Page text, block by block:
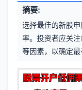
元
信
息
章
标
签
摘要:
选择最佳的新股
率。投资者应关
等因素，以确定最